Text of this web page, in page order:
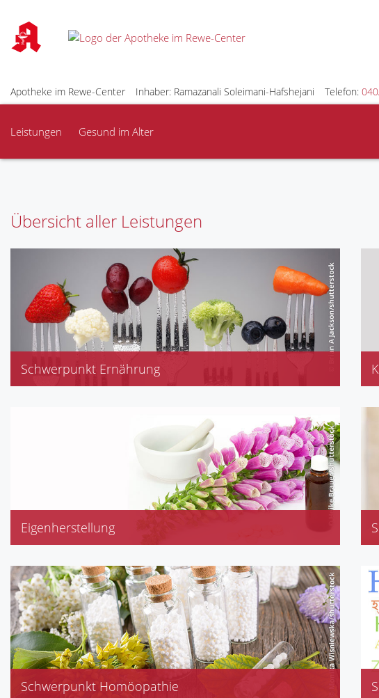
Apotheke im Rewe-Center Inhaber: Ramazanali Soleimani-Hafshejani Telefon:
Leistungen Gesund im Alter
Übersicht aller Leistungen
Schwerpunkt Ernährung
Senioren, Stillzeit, Übergewicht
Eigenherstellung
Schwerpunkt Homöopathie